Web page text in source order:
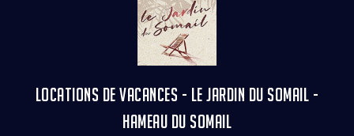
LOCATIONS DE VACANCES - LE JARDIN DU SOMAIL -
HAMEAU DU SOMAIL